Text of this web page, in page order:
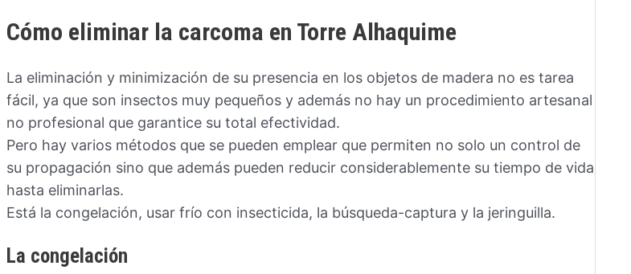
Cómo eliminar la carcoma en Torre Alhaquime
La eliminación y minimización de su presencia en los objetos de madera no es tarea
fácil, ya que son insectos muy pequeños y además no hay un procedimiento artesanal
no profesional que garantice su total efectividad.
Pero hay varios métodos que se pueden emplear que permiten no solo un control de
su propagación sino que además pueden reducir considerablemente su tiempo de vida
hasta eliminarlas.
Está la congelación, usar frío con insecticida, la búsqueda-captura y la jeringuilla.
La congelación